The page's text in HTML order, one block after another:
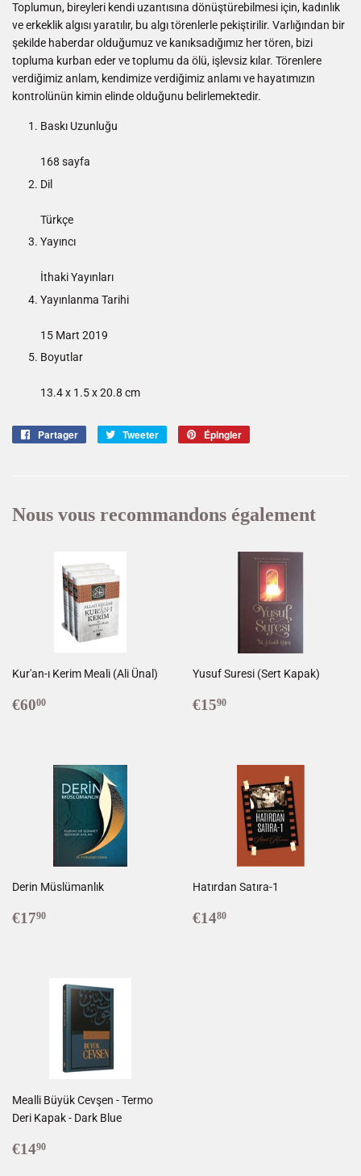
Toplumun, bireyleri kendi uzantısına dönüştürebilmesi için, kadınlık
ve erkeklik algısı yaratılır, bu algı törenlerle pekiştirilir. Varlığından bir
şekilde haberdar olduğumuz ve kanıksadığımız her tören, bizi
topluma kurban eder ve toplumu da ölü, işlevsiz kılar. Törenlere
verdiğimiz anlam, kendimize verdiğimiz anlamı ve hayatımızın
kontrolünün kimin elinde olduğunu belirlemektedir.
Baskı Uzunluğu
168 sayfa
Dil
Türkçe
Yayıncı
İthaki Yayınları
Yayınlanma Tarihi
15 Mart 2019
Boyutlar
13.4 x 1.5 x 20.8 cm
Partager
PartagerTweeter
Tweeter
Épingler
Nous vous recommandons également
Kur'an-ı Kerim Meali (Ali Ünal)
Prix
€6000
Yusuf Suresi (Sert Kapak)
Prix
€1590
Derin Müslümanlık
Prix
€1790
Hatırdan Satıra-1
Prix
€1480
Mealli Büyük Cevşen - Termo
Deri Kapak - Dark Blue
Prix
€1490